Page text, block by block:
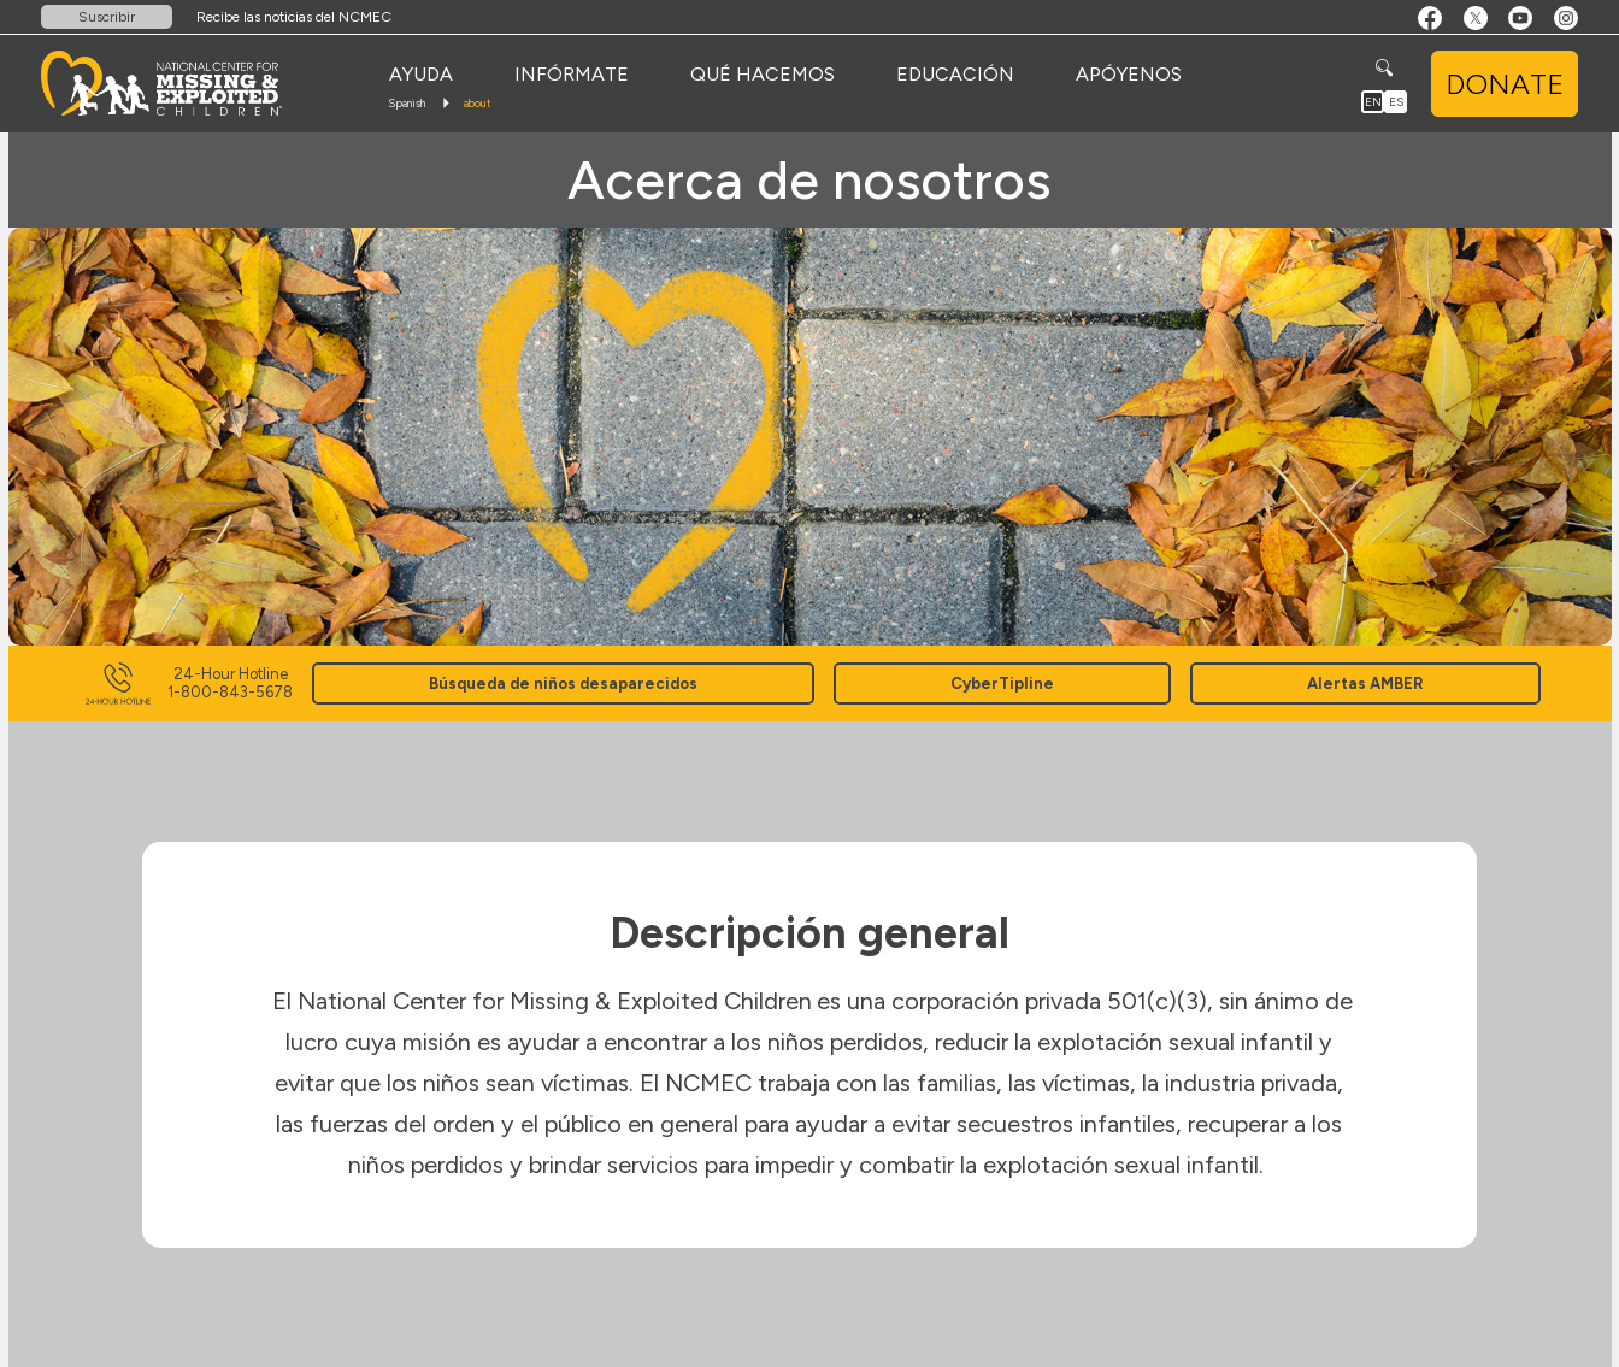
Suscribir Recibe las noticias del NCMEC
AYUDA INFÓRMATE QUÉ HACEMOS EDUCACIÓN APÓYENOS
Spanish about EN ES
DONATE
Acerca de nosotros
24-Hour Hotline
1-800-843-5678
Búsqueda de niños desaparecidos CyberTipline Alertas AMBER
Descripción general
El National Center for Missing & Exploited Children es una corporación privada 501(c)(3), sin ánimo de
lucro cuya misión es ayudar a encontrar a los niños perdidos, reducir la explotación sexual infantil y
evitar que los niños sean víctimas. El NCMEC trabaja con las familias, las víctimas, la industria privada,
las fuerzas del orden y el público en general para ayudar a evitar secuestros infantiles, recuperar a los
niños perdidos y brindar servicios para impedir y combatir la explotación sexual infantil.